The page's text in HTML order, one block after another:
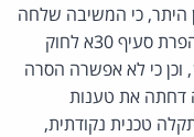
היתר, כי המשיבה שלחה
דברי פרסומת ללא הסכמת הנמענים, תוך הפרת סעיף 30א לחוק
התקשורת (בזק ושידורים), התשמ"ב-1982, וכן כי לא אפשרה הסרה
דחתה את טענות
טכנית נקודתית,